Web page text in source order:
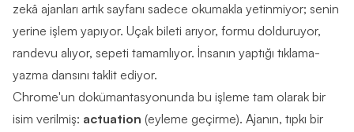
zekâ ajanları artık sayfanı sadece okumakla yetinmiyor; senin
yerine işlem yapıyor. Uçak bileti arıyor, formu dolduruyor,
randevu alıyor, sepeti tamamlıyor. İnsanın yaptığı tıklama-
yazma dansını taklit ediyor.
Chrome'un dokümantasyonunda bu işleme tam olarak bir
isim verilmiş: actuation (eyleme geçirme). Ajanın, tıpkı bir